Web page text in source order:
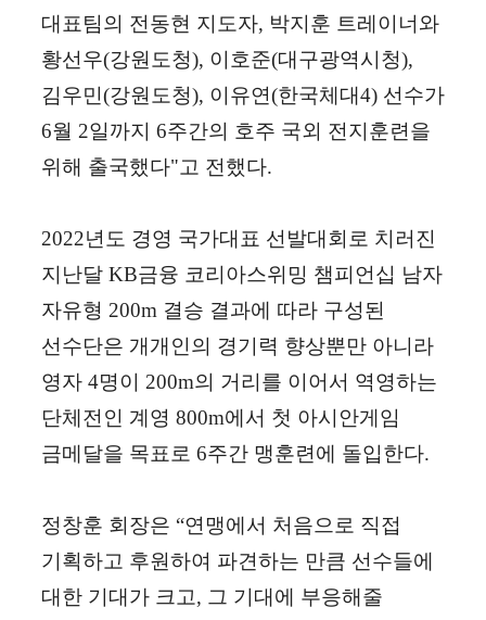
대표팀의 전동현 지도자, 박지훈 트레이너와
황선우(강원도청), 이호준(대구광역시청),
김우민(강원도청), 이유연(한국체대4) 선수가
6월 2일까지 6주간의 호주 국외 전지훈련을
위해 출국했다"고 전했다.
2022년도 경영 국가대표 선발대회로 치러진
지난달 KB금융 코리아스위밍 챔피언십 남자
자유형 200m 결승 결과에 따라 구성된
선수단은 개개인의 경기력 향상뿐만 아니라
영자 4명이 200m의 거리를 이어서 역영하는
단체전인 계영 800m에서 첫 아시안게임
금메달을 목표로 6주간 맹훈련에 돌입한다.
정창훈 회장은 “연맹에서 처음으로 직접
기획하고 후원하여 파견하는 만큼 선수들에
대한 기대가 크고, 그 기대에 부응해줄